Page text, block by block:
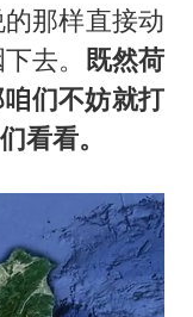
那样直接动
去。 既然荷
们不妨就打
看看。